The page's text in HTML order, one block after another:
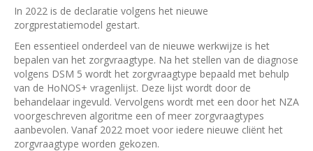
In 2022 is de declaratie volgens het nieuwe
zorgprestatiemodel gestart.
Een essentieel onderdeel van de nieuwe werkwijze is het
bepalen van het zorgvraagtype. Na het stellen van de diagnose
volgens DSM 5 wordt het zorgvraagtype bepaald met behulp
van de HoNOS+ vragenlijst. Deze lijst wordt door de
behandelaar ingevuld. Vervolgens wordt met een door het NZA
voorgeschreven algoritme een of meer zorgvraagtypes
aanbevolen. Vanaf 2022 moet voor iedere nieuwe cliënt het
zorgvraagtype worden gekozen.